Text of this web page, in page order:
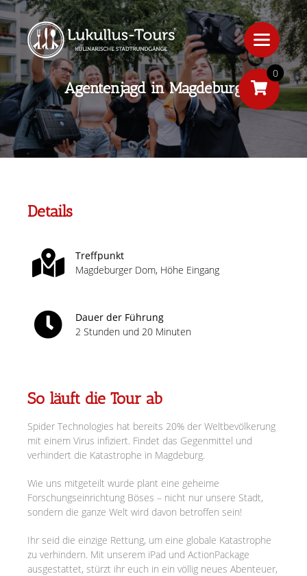
Agentenjagd in Magdeburg
Details
Treffpunkt
Magdeburger Dom, Höhe Eingang
Dauer der Führung
2 Stunden und 20 Minuten
So läuft die Tour ab
Spider Technologies hat bereits 20% der Weltbevölkerung
mit einem Virus infiziert. Findet das Gegenmittel und
verhindert die Katastrophe in Magdeburg.
Wie uns mitgeteilt wurde plant eine geheime
Forschungseinrichtung Böses – nicht nur unsere Stadt,
sondern die ganze Welt wird davon betroffen sein!
Ihr seid die einzige Rettung, um eine globale Katastrophe
zu verhindern. Mit unserem iPad und ActionPackage
ausgestattet, stürzt ihr euch in ein völlig neues Abenteuer,
0